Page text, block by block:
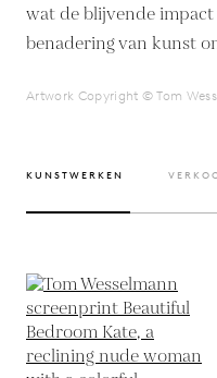
wat de blijvende impact
benadering van kunst
Artwork Copyright © Tom
KUNSTWERKEN